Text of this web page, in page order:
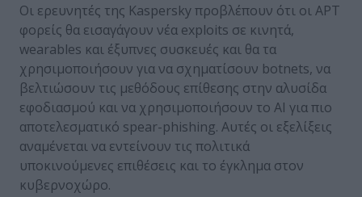
Οι ερευνητές της Kaspersky προβλέπουν ότι οι APT
φορείς θα εισαγάγουν νέα exploits σε κινητά,
wearables και έξυπνες συσκευές και θα τα
χρησιμοποιήσουν για να σχηματίσουν botnets, να
βελτιώσουν τις μεθόδους επίθεσης στην αλυσίδα
εφοδιασμού και να χρησιμοποιήσουν το AI για πιο
αποτελεσματικό spear-phishing. Αυτές οι εξελίξεις
αναμένεται να εντείνουν τις πολιτικά
υποκινούμενες επιθέσεις και το έγκλημα στον
κυβερνοχώρο.